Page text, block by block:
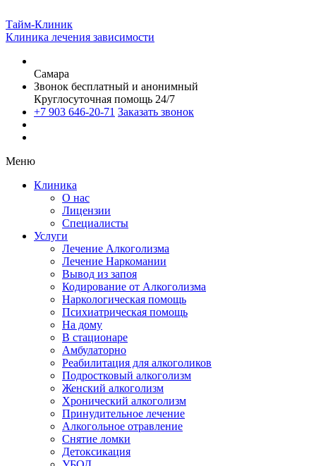
Тайм-Клиник
Клиника лечения зависимости
Самара
Звонок бесплатный и анонимный
Круглосуточная помощь 24/7
+7 903 646-20-71 Заказать звонок
Меню
Клиника
О нас
Лицензии
Специалисты
Услуги
Лечение Алкоголизма
Лечение Наркомании
Вывод из запоя
Кодирование от Алкоголизма
Наркологическая помощь
Психиатрическая помощь
На дому
В стационаре
Амбулаторно
Реабилитация для алкоголиков
Подростковый алкоголизм
Женский алкоголизм
Хронический алкоголизм
Принудительное лечение
Алкогольное отравление
Снятие ломки
Детоксикация